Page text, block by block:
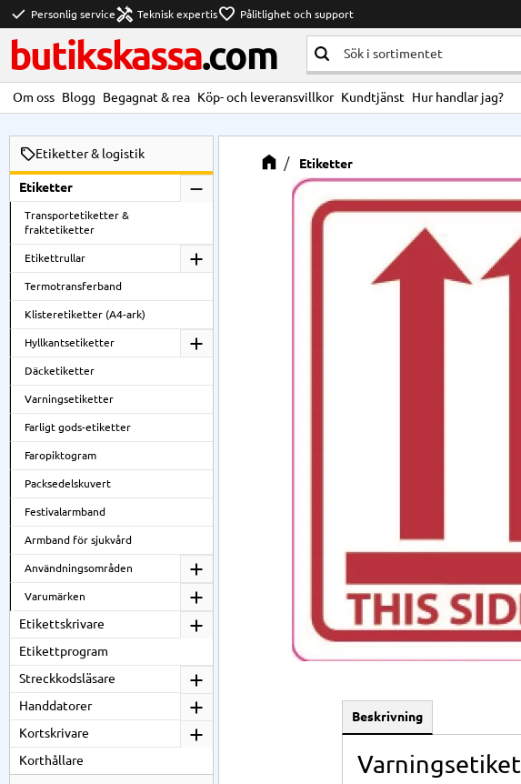
check Personlig servicehandyman Teknisk expertisfavorite Pålitlighet och support
butikskassa.com
Om oss Blogg Begagnat & rea Köp- och leveransvillkor Kundtjänst Hur handlar jag?
Etiketter
Beskrivning
Etiketter & logistik
Etiketter
Transportetiketter &
fraktetiketter
Etikettrullar
Termotransferband
Klisteretiketter (A4-ark)
Hyllkantsetiketter
Däcketiketter
Varningsetiketter
Farligt gods-etiketter
Faropiktogram
Packsedelskuvert
Festivalarmband
Armband för sjukvård
Användningsområden
Varumärken
Etikettskrivare
Etikettprogram
Streckkodsläsare
Handdatorer
Kortskrivare
Korthållare